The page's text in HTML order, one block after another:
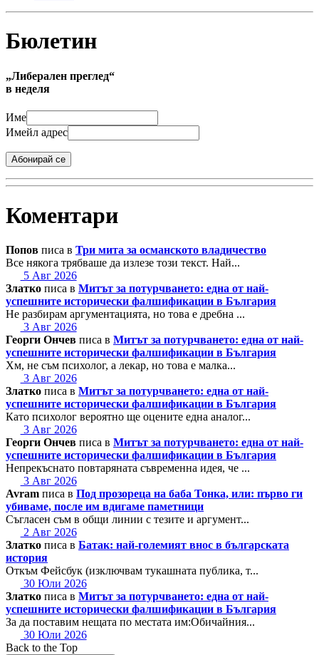
Бюлетин
„Либерален преглед“
в неделя
Име
Имейл адрес
Абонирай се
Коментари
Попов писа в Три мита за османското владичество
Все някога трябваше да излезе този текст. Най...
5 Авг 2026
Златко писа в Митът за потурчването: една от най-
успешните исторически фалшификации в България
Не разбирам аргументацията, но това е дребна ...
3 Авг 2026
Георги Ончев писа в Митът за потурчването: една от най-
успешните исторически фалшификации в България
Хм, не съм психолог, а лекар, но това е малка...
3 Авг 2026
Златко писа в Митът за потурчването: една от най-
успешните исторически фалшификации в България
Като психолог вероятно ще оцените една аналог...
3 Авг 2026
Георги Ончев писа в Митът за потурчването: една от най-
успешните исторически фалшификации в България
Непрекъснато повтаряната съвременна идея, че ...
3 Авг 2026
Avram писа в Под прозореца на баба Тонка, или: първо ги
убиваме, после им вдигаме паметници
Съгласен съм в общи линии с тезите и аргумент...
2 Авг 2026
Златко писа в Батак: най-големият внос в българската
история
Откъм Фейсбук (изключвам тукашната публика, т...
30 Юли 2026
Златко писа в Митът за потурчването: една от най-
успешните исторически фалшификации в България
За да поставим нещата по местата им:Обичайния...
30 Юли 2026
Back to the Top